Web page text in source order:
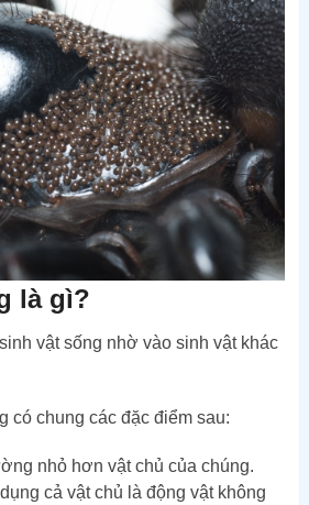
là gì?
vật sống nhờ vào sinh vật khác
có chung các đặc điểm sau:
nhỏ hơn vật chủ của chúng.
cả vật chủ là động vật không